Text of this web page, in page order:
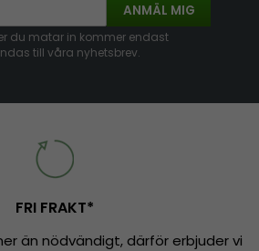
ANMÄL MIG
du matar in kommer endast
till våra nyhetsbrev.
FRI FRAKT*
än nödvändigt, därför erbjuder vi